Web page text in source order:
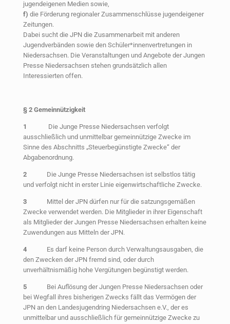
jugendeigenen Medien sowie,
f) die Förderung regionaler Zusammenschlüsse jugendeigener
Zeitungen.
Dabei sucht die JPN die Zusammenarbeit mit anderen
Jugendverbänden sowie den Schüler*innenvertretungen in
Niedersachsen. Die Veranstaltungen und Angebote der Jungen
Presse Niedersachsen stehen grundsätzlich allen
Interessierten offen.
§ 2 Gemeinnützigkeit
1
Die Junge Presse Niedersachsen verfolgt
ausschließlich und unmittelbar gemeinnützige Zwecke im
Sinne des Abschnitts „Steuerbegünstigte Zwecke“ der
Abgabenordnung.
2 Die Junge Presse Niedersachsen ist selbstlos tätig
und verfolgt nicht in erster Linie eigenwirtschaftliche Zwecke.
3 Mittel der JPN dürfen nur für die satzungsgemäßen
Zwecke verwendet werden. Die Mitglieder in ihrer Eigenschaft
als Mitglieder der Jungen Presse Niedersachsen erhalten keine
Zuwendungen aus Mitteln der JPN.
4 Es darf keine Person durch Verwaltungsausgaben, die
den Zwecken der JPN fremd sind, oder durch
unverhältnismäßig hohe Vergütungen begünstigt werden.
5 Bei Auflösung der Jungen Presse Niedersachsen oder
bei Wegfall ihres bisherigen Zwecks fällt das Vermögen der
JPN an den Landesjugendring Niedersachsen e.V., der es
unmittelbar und ausschließlich für gemeinnützige Zwecke zu